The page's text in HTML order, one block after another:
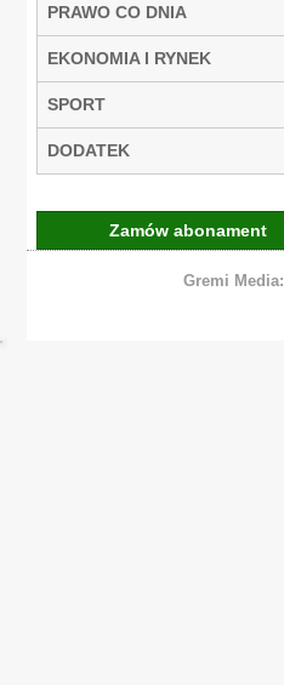
PRAWO CO DNIA
EKONOMIA I RYNEK
SPORT
DODATEK
Zamów abonament
Gremi Media: